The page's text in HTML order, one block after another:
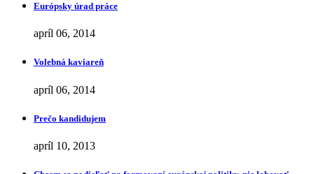
Európsky úrad práce
apríl 06, 2014
Volebná kaviareň
apríl 06, 2014
Prečo kandidujem
apríl 10, 2013